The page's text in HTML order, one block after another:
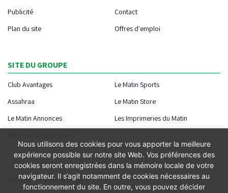
Publicité
Contact
Plan du site
Offres d'emploi
SITE DU GROUPE
Club Avantages
Le Matin Sports
Assahraa
Le Matin Store
Le Matin Annonces
Les Imprimeries du Matin
NOTRE APPLICATION
Nous utilisons des cookies pour vous apporter la meilleure
expérience possible sur notre site Web. Vos préférences des
cookies seront enregistrées dans la mémoire locale de votre
navigateur. Il s’agit notamment de cookies nécessaires au
fonctionnement du site. En outre, vous pouvez décider